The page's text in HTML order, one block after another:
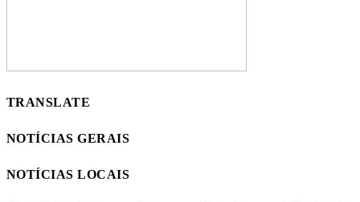
TRANSLATE
NOTÍCIAS GERAIS
NOTÍCIAS LOCAIS